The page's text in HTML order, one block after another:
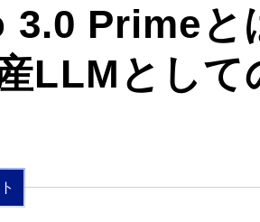
3.0 Primeと
LLMとして